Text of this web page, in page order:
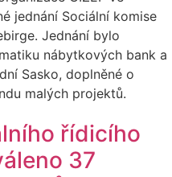
jednání Sociální komise
Jednání bylo
nábytkových bank a
Sasko, doplněné o
malých projektů.
řídicího
37